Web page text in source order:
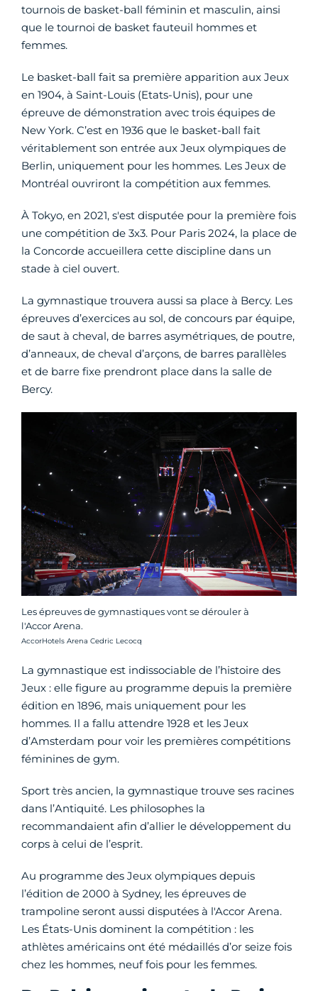
tournois de basket-ball féminin et masculin, ainsi
que le tournoi de basket fauteuil hommes et
femmes.
Le basket-ball fait sa première apparition aux Jeux
en 1904, à Saint-Louis (Etats-Unis), pour une
épreuve de démonstration avec trois équipes de
New York. C’est en 1936 que le basket-ball fait
véritablement son entrée aux Jeux olympiques de
Berlin, uniquement pour les hommes. Les Jeux de
Montréal ouvriront la compétition aux femmes.
À Tokyo, en 2021, s'est disputée pour la première fois
une compétition de 3x3. Pour Paris 2024, la place de
la Concorde accueillera cette discipline dans un
stade à ciel ouvert.
La gymnastique trouvera aussi sa place à Bercy. Les
épreuves d’exercices au sol, de concours par équipe,
de saut à cheval, de barres asymétriques, de poutre,
d’anneaux, de cheval d’arçons, de barres parallèles
et de barre fixe prendront place dans la salle de
Bercy.
Les épreuves de gymnastiques vont se dérouler à
l'Accor Arena.
Crédit photo :
AccorHotels Arena Cedric Lecocq
La gymnastique est indissociable de l’histoire des
Jeux : elle figure au programme depuis la première
édition en 1896, mais uniquement pour les
hommes. Il a fallu attendre 1928 et les Jeux
d’Amsterdam pour voir les premières compétitions
féminines de gym.
Sport très ancien, la gymnastique trouve ses racines
dans l’Antiquité. Les philosophes la
recommandaient afin d’allier le développement du
corps à celui de l’esprit.
Au programme des Jeux olympiques depuis
l’édition de 2000 à Sydney, les épreuves de
trampoline seront aussi disputées à l'Accor Arena.
Les États-Unis dominent la compétition : les
athlètes américains ont été médaillés d’or seize fois
chez les hommes, neuf fois pour les femmes.